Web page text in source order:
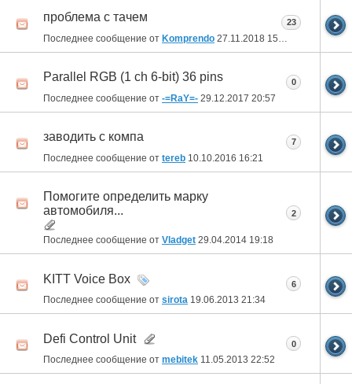
проблема с тачем
Последнее сообщение от Komprendo 27.11.2018 15:08
23
Parallel RGB (1 ch 6-bit) 36 pins
Последнее сообщение от -=RaY=- 29.12.2017 20:57
0
заводить с компа
Последнее сообщение от tereb 10.10.2016 16:21
7
Помогите определить марку
автомобиля...
Последнее сообщение от Vladget 29.04.2014 19:18
2
KITT Voice Box
Последнее сообщение от sirota 19.06.2013 21:34
6
Defi Control Unit
Последнее сообщение от mebitek 11.05.2013 22:52
0